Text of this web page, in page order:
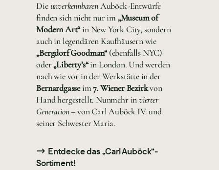
DieunverkennbarenAuböck-Entwürfe
finden sich nicht nur im„Museum of
Modern Art“in New York City, sondern
auch in legendären Kaufhäusern wie
„Bergdorf Goodman“(ebenfalls NYC)
oder„Liberty’s“in London. Und werden
nach wie vor in der Werkstätte in der
Bernardgasseim7. Wiener Bezirkvon
Hand hergestellt. Nunmehr invierter
Generation– von Carl Auböck IV. und
seiner Schwester Maria.
→ Entdecke das „Carl Auböck“-
Sortiment!